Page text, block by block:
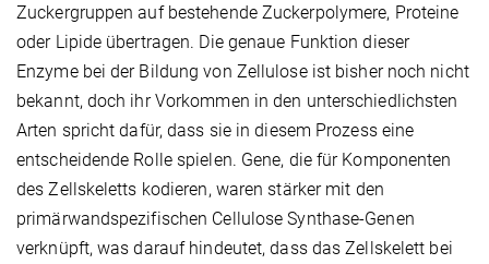
Zuckergruppen auf bestehende Zuckerpolymere, Proteine
oder Lipide übertragen. Die genaue Funktion dieser
Enzyme bei der Bildung von Zellulose ist bisher noch nicht
bekannt, doch ihr Vorkommen in den unterschiedlichsten
Arten spricht dafür, dass sie in diesem Prozess eine
entscheidende Rolle spielen. Gene, die für Komponenten
des Zellskeletts kodieren, waren stärker mit den
primärwandspezifischen Cellulose Synthase-Genen
verknüpft, was darauf hindeutet, dass das Zellskelett bei